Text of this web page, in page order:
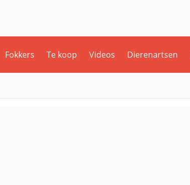
Fokkers Te koop Videos Dierenartsen